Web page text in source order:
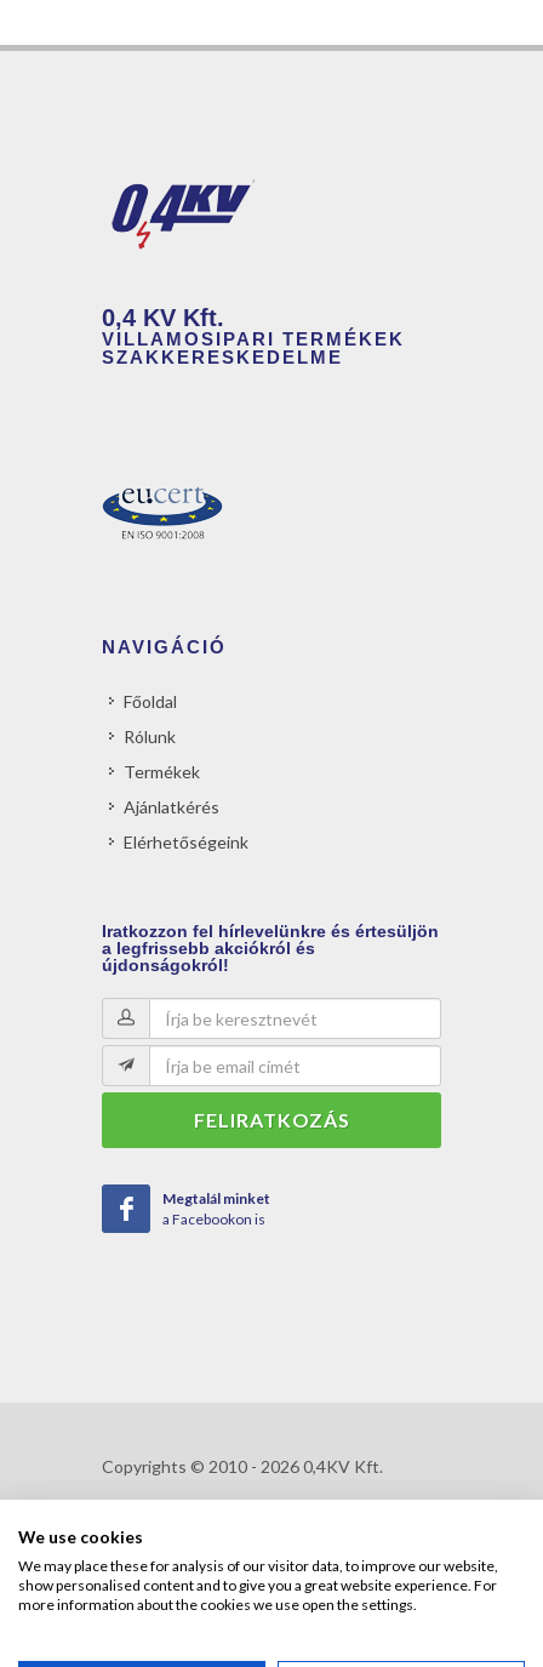
0,4 KV Kft.
VILLAMOSIPARI TERMÉKEK
SZAKKERESKEDELME
NAVIGÁCIÓ
Főoldal
Rólunk
Termékek
Ajánlatkérés
Elérhetőségeink
Iratkozzon fel hírlevelünkre és értesüljön
a legfrissebb akciókról és
újdonságokról!
FELIRATKOZÁS
Megtalál minket
a Facebookon is
Copyrights © 2010 - 2026 0,4KV Kft.
Adatkezelési szabályzat
Adatkezelési tájékoztató
We use cookies
We may place these for analysis of our visitor data, to improve our website,
show personalised content and to give you a great website experience. For
more information about the cookies we use open the settings.